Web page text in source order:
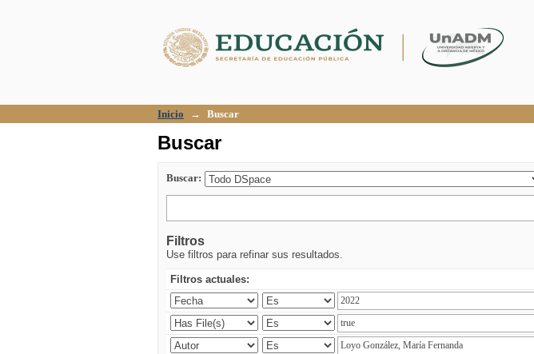
Inicio → Buscar
Buscar
Buscar:
Filtros
Use filtros para refinar sus resultados.
Filtros actuales: